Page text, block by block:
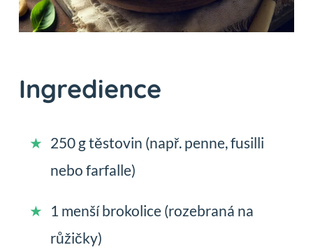
Ingredience
250 g těstovin (např. penne, fusilli
nebo farfalle)
1 menší brokolice (rozebraná na
růžičky)